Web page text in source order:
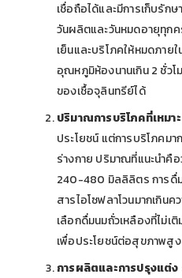
เชื่อถือได้และมีการเก็บรั
วันผลิตและวันหมดอายุทุก
เย็นและบริโภคให้หมดภาย
อุณหภูมิห้องนานเกิน 2 ชั่วโ
ของเชื้อจุลินทรีย์ได้
ปริมาณการบริโภคที่เหมา
ประโยชน์ แต่การบริโภคมา
ร่างกาย ปริมาณที่แนะนำคื
240-480 มิลลิลิตร การดื่ม
สารไอโซฟลาโวนมากเกินค
เลือกดื่มนมถั่วเหลืองที่ไม่เ
เพื่อประโยชน์ต่อสุขภาพสู
การผลิตและการปรุงแต่ง